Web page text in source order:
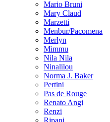
Mario Bruni
Mary Claud
Marzetti
Menbur/Pacomena
Merlyn
Mimmu
Nila Nila
Ninalilou
Norma J. Baker
Pertini
Pas de Rouge
Renato Angi
Renzi
Ripani